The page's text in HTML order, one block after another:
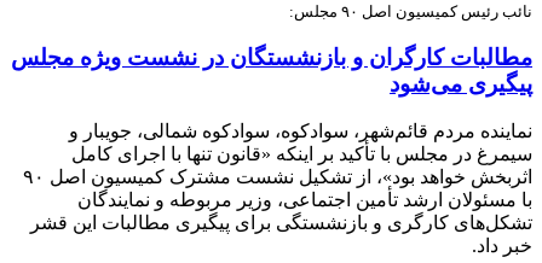
نائب رئیس کمیسیون اصل ۹۰ مجلس:
مطالبات کارگران و بازنشستگان در نشست ویژه مجلس
پیگیری می‌شود
نماینده مردم قائم‌شهر، سوادکوه، سوادکوه شمالی، جویبار و
سیمرغ در مجلس با تأکید بر اینکه «قانون تنها با اجرای کامل
اثربخش خواهد بود»، از تشکیل نشست مشترک کمیسیون اصل ۹۰
با مسئولان ارشد تأمین اجتماعی، وزیر مربوطه و نمایندگان
تشکل‌های کارگری و بازنشستگی برای پیگیری مطالبات این قشر
خبر داد.